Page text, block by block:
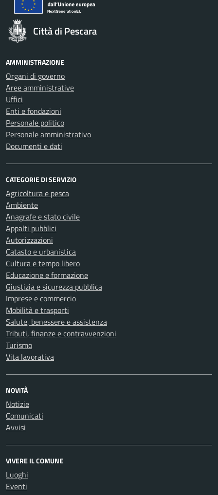
Città di Pescara
AMMINISTRAZIONE
Organi di governo
Aree amministrative
Uffici
Enti e fondazioni
Personale politico
Personale amministrativo
Documenti e dati
CATEGORIE DI SERVIZIO
Agricoltura e pesca
Ambiente
Anagrafe e stato civile
Appalti pubblici
Autorizzazioni
Catasto e urbanistica
Cultura e tempo libero
Educazione e formazione
Giustizia e sicurezza pubblica
Imprese e commercio
Mobilità e trasporti
Salute, benessere e assistenza
Tributi, finanze e contravvenzioni
Turismo
Vita lavorativa
NOVITÀ
Notizie
Comunicati
Avvisi
VIVERE IL COMUNE
Luoghi
Eventi